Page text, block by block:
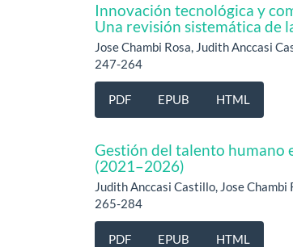
Innovación tecnológica y
Una revisión sistemática de
Jose Chambi Rosa, Judith Anccasi
247-264
PDF EPUB HTML
Gestión del talento humano
(2021–2026)
Judith Anccasi Castillo, Jose Chambi
265-284
PDF EPUB HTML